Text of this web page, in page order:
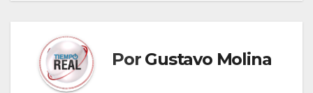
Por Gustavo Molina